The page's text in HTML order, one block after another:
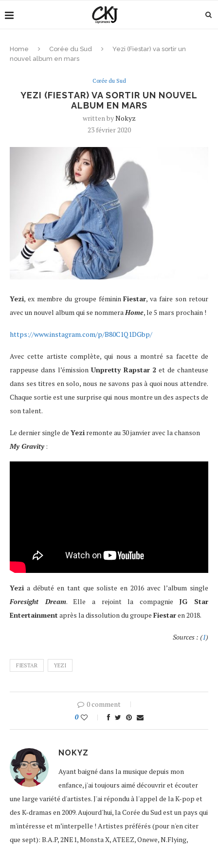
Home Corée du Sud
Yezi (Fiestar) va sortir un
nouvel album en mars
Corée du Sud
YEZI (FIESTAR) VA SORTIR UN NOUVEL
ALBUM EN MARS
written byNokyz
23 février 2020
Yezi, ex membre du groupe fémininFiestar, va faire son retour
avec un nouvel album qui se nommeraHome, le 5 mars prochain !
https://www.instagram.com/p/B80C1Q1DGbp/
Avec cette artiste complète, qui nous a montré sa facette de
rappeuse dans l’émission Unpretty Rapstar 2 et de chanteuse
dans ses titres en solo, nous ne savons pas à quoi nous attendre.
Chaque sortie est une surprise qui nous montre un des aspects de
son talent.
Le dernier single de Yezi remonte au 30 janvier avec la chanson
My Gravity :
Yezi a débuté en tant que soliste en 2016 avec l’album single
Foresight Dream. Elle a rejoint la compagnie JG Star
Entertainment après la dissolution du groupe Fiestaren 2018.
Sources : (1)
FIESTAR YEZI
0 comment
0
NOKYZ
Ayant baigné dans la musique depuis mon
enfance, j'ai toujours aimé découvrir et écouter
une large variété d'artistes. J'ai répondu à l'appel de la K-pop et
des K-dramas en 2009. Aujourd'hui, la Corée du Sud est un pays qui
m'intéresse et m’interpelle ! Artistes préférés (pour n'en citer
que sept): B.A.P, 2NE1, Monsta X, ATEEZ, Onewe, N.Flying,